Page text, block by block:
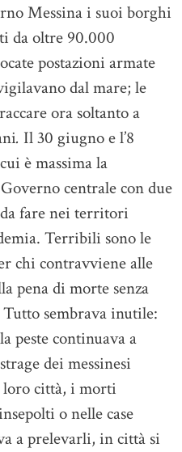
Messina i suoi borghi
da oltre 90.000
postazioni armate
dal mare; le
ora soltanto a
. Il 30 giugno e l’8
è massima la
centrale con due
fare nei territori
Terribili sono le
chi contravviene alle
pena di morte senza
sembrava inutile:
peste continuava a
dei messinesi
loro città, i morti
o nelle case
a prelevarli, in città si